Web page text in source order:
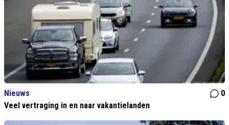
Nieuws
0
Veel vertraging in en naar vakantielanden